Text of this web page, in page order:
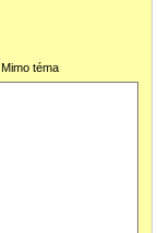
Mimo téma